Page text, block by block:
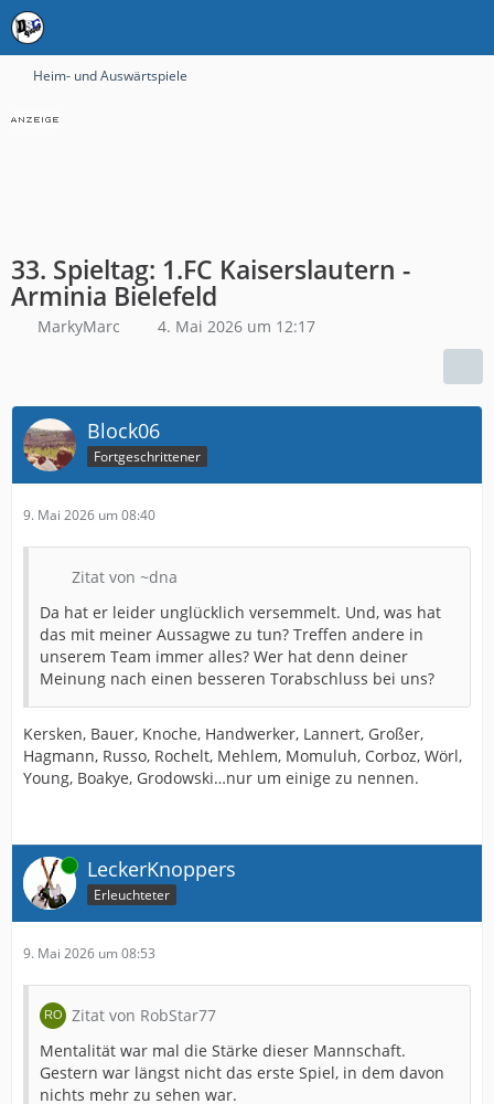
Heim- und Auswärtspiele
33. Spieltag: 1.FC Kaiserslautern -
Arminia Bielefeld
MarkyMarc 4. Mai 2026 um 12:17
Block06
Fortgeschrittener
9. Mai 2026 um 08:40
Zitat von ~dna
Da hat er leider unglücklich versemmelt. Und, was hat
das mit meiner Aussagwe zu tun? Treffen andere in
unserem Team immer alles? Wer hat denn deiner
Meinung nach einen besseren Torabschluss bei uns?
Kersken, Bauer, Knoche, Handwerker, Lannert, Großer,
Hagmann, Russo, Rochelt, Mehlem, Momuluh, Corboz, Wörl,
Young, Boakye, Grodowski…nur um einige zu nennen.
Online LeckerKnoppers
Erleuchteter
9. Mai 2026 um 08:53
Zitat von RobStar77
Mentalität war mal die Stärke dieser Mannschaft.
Gestern war längst nicht das erste Spiel, in dem davon
nichts mehr zu sehen war.